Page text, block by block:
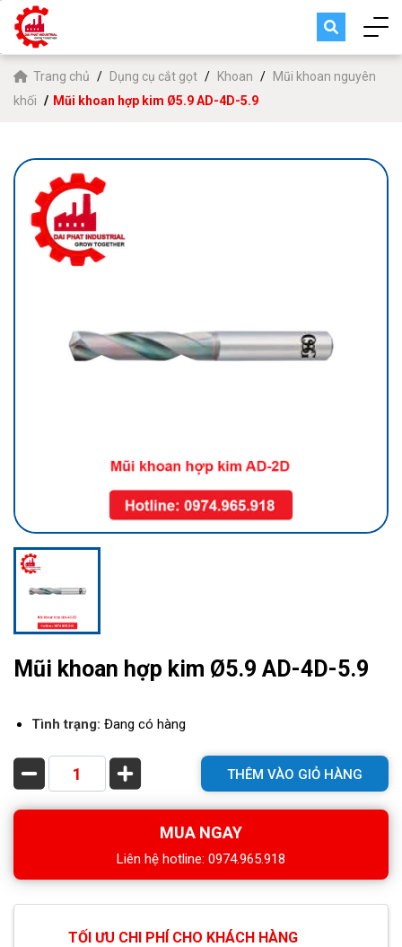
Trang chủ Dụng cụ cắt gọt Khoan
Mũi khoan nguyên
khối
Mũi khoan hợp kim Ø5.9 AD-4D-5.9
Mũi khoan hợp kim Ø5.9 AD-4D-5.9
Tình trạng: Đang có hàng
THÊM VÀO GIỎ HÀNG
MUA NGAY
Liên hệ hotline: 0974.965.918
TỐI ƯU CHI PHÍ CHO KHÁCH HÀNG